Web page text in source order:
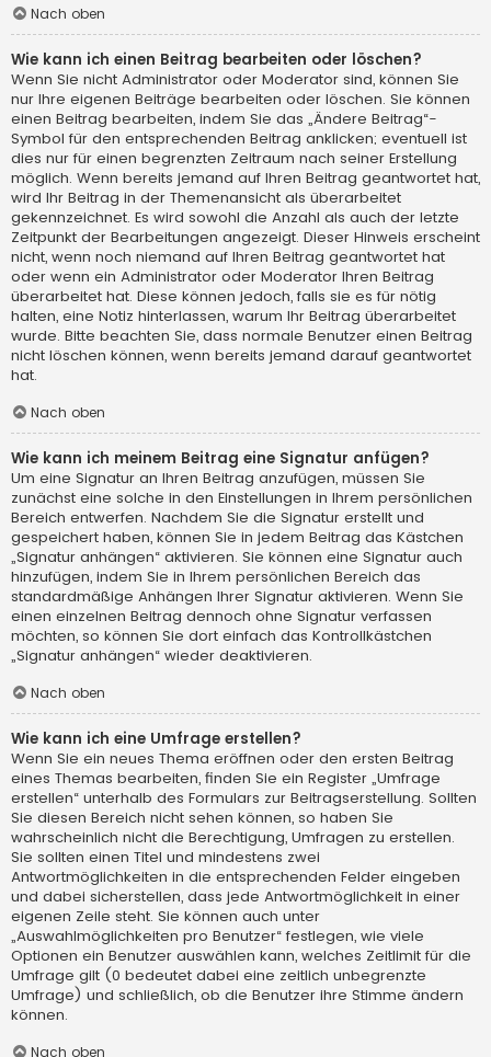
Nach oben
Wie kann ich einen Beitrag bearbeiten oder löschen?
Wenn Sie nicht Administrator oder Moderator sind, können Sie
nur Ihre eigenen Beiträge bearbeiten oder löschen. Sie können
einen Beitrag bearbeiten, indem Sie das „Ändere Beitrag“-
Symbol für den entsprechenden Beitrag anklicken; eventuell ist
dies nur für einen begrenzten Zeitraum nach seiner Erstellung
möglich. Wenn bereits jemand auf Ihren Beitrag geantwortet hat,
wird Ihr Beitrag in der Themenansicht als überarbeitet
gekennzeichnet. Es wird sowohl die Anzahl als auch der letzte
Zeitpunkt der Bearbeitungen angezeigt. Dieser Hinweis erscheint
nicht, wenn noch niemand auf Ihren Beitrag geantwortet hat
oder wenn ein Administrator oder Moderator Ihren Beitrag
überarbeitet hat. Diese können jedoch, falls sie es für nötig
halten, eine Notiz hinterlassen, warum Ihr Beitrag überarbeitet
wurde. Bitte beachten Sie, dass normale Benutzer einen Beitrag
nicht löschen können, wenn bereits jemand darauf geantwortet
hat.
Nach oben
Wie kann ich meinem Beitrag eine Signatur anfügen?
Um eine Signatur an Ihren Beitrag anzufügen, müssen Sie
zunächst eine solche in den Einstellungen in Ihrem persönlichen
Bereich entwerfen. Nachdem Sie die Signatur erstellt und
gespeichert haben, können Sie in jedem Beitrag das Kästchen
„Signatur anhängen“ aktivieren. Sie können eine Signatur auch
hinzufügen, indem Sie in Ihrem persönlichen Bereich das
standardmäßige Anhängen Ihrer Signatur aktivieren. Wenn Sie
einen einzelnen Beitrag dennoch ohne Signatur verfassen
möchten, so können Sie dort einfach das Kontrollkästchen
„Signatur anhängen“ wieder deaktivieren.
Nach oben
Wie kann ich eine Umfrage erstellen?
Wenn Sie ein neues Thema eröffnen oder den ersten Beitrag
eines Themas bearbeiten, finden Sie ein Register „Umfrage
erstellen“ unterhalb des Formulars zur Beitragserstellung. Sollten
Sie diesen Bereich nicht sehen können, so haben Sie
wahrscheinlich nicht die Berechtigung, Umfragen zu erstellen.
Sie sollten einen Titel und mindestens zwei
Antwortmöglichkeiten in die entsprechenden Felder eingeben
und dabei sicherstellen, dass jede Antwortmöglichkeit in einer
eigenen Zeile steht. Sie können auch unter
„Auswahlmöglichkeiten pro Benutzer“ festlegen, wie viele
Optionen ein Benutzer auswählen kann, welches Zeitlimit für die
Umfrage gilt (0 bedeutet dabei eine zeitlich unbegrenzte
Umfrage) und schließlich, ob die Benutzer ihre Stimme ändern
können.
Nach oben